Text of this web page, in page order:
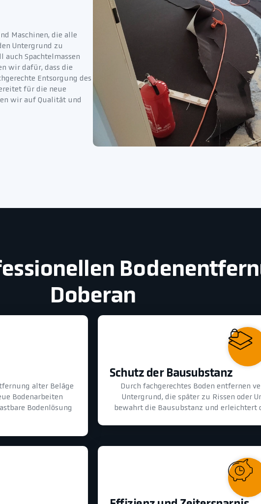
Maschinen, die alle
Untergrund zu
auch Spachtelmassen
wir dafür, dass die
Entsorgung des
für die neue
wir auf Qualität und
Doberan
alter Beläge
Bodenarbeiten
Bodenlösung
Schutz der Bausubstanz
Durch fachgerechtes Boden entfernen
Untergrund, die später zu Rissen oder
bewahrt die Bausubstanz und erleichtert